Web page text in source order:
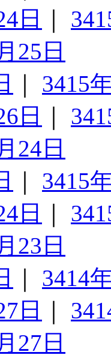
日
25日
3415
日
24日
3415
日
23日
3414
日
27日